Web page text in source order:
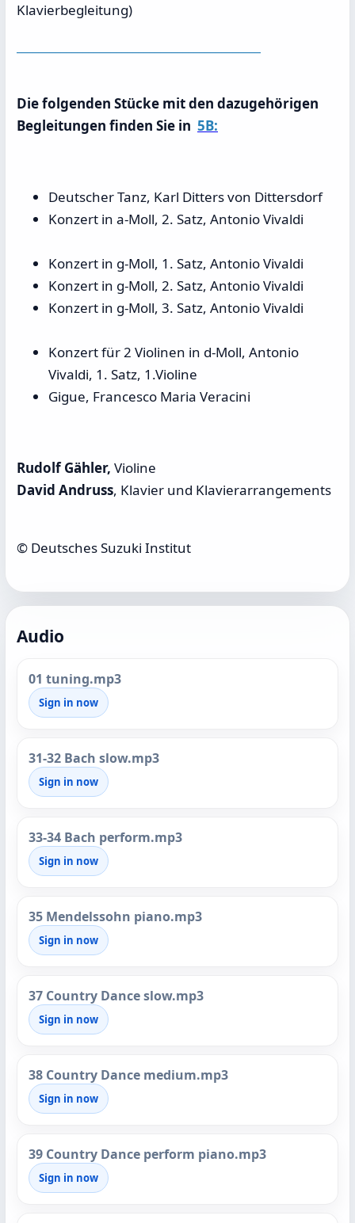
Klavierbegleitung)
Die folgenden Stücke mit den dazugehörigen
Begleitungen finden Sie in 5B:
Deutscher Tanz, Karl Ditters von Dittersdorf
Konzert in a-Moll, 2. Satz, Antonio Vivaldi
Konzert in g-Moll, 1. Satz, Antonio Vivaldi
Konzert in g-Moll, 2. Satz, Antonio Vivaldi
Konzert in g-Moll, 3. Satz, Antonio Vivaldi
Konzert für 2 Violinen in d-Moll, Antonio
Vivaldi, 1. Satz, 1.Violine
Gigue, Francesco Maria Veracini
Rudolf Gähler, Violine
David Andruss, Klavier und Klavierarrangements
© Deutsches Suzuki Institut
Audio
01 tuning.mp3
Sign in now
31-32 Bach slow.mp3
Sign in now
33-34 Bach perform.mp3
Sign in now
35 Mendelssohn piano.mp3
Sign in now
37 Country Dance slow.mp3
Sign in now
38 Country Dance medium.mp3
Sign in now
39 Country Dance perform piano.mp3
Sign in now